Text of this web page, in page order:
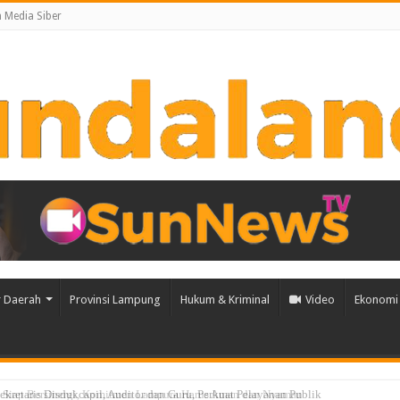
Media Siber
Daerah Provinsi Lampung Hukum & Kriminal Video
Bersinergi, Komitmen Lampura Harus Aman dan Nyaman